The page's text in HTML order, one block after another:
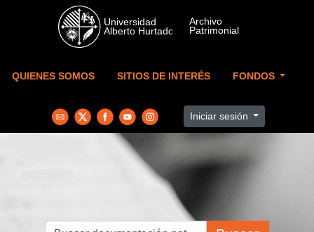
Skip to main content
QUIENES SOMOS SITIOS DE INTERÉS FONDOS
Iniciar sesión